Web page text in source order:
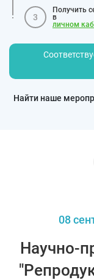
3
Получить
в
личном
Найти наше
08
Научно-